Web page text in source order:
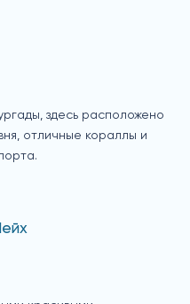
здесь расположено
отличные кораллы и